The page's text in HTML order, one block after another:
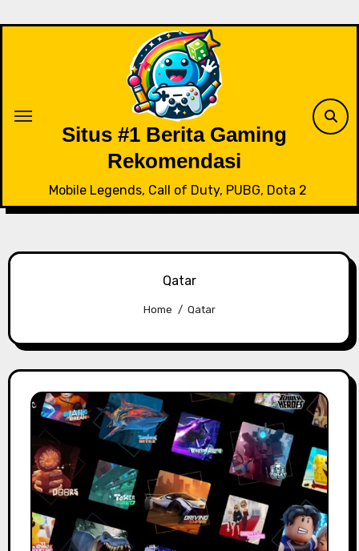
Situs #1 Berita Gaming
Rekomendasi
Mobile Legends, Call of Duty, PUBG, Dota 2
Qatar
Home Qatar